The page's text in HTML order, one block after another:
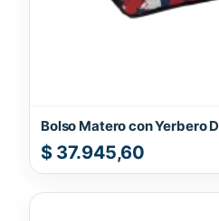
Bolso Matero con Yerbero
$37.945,60